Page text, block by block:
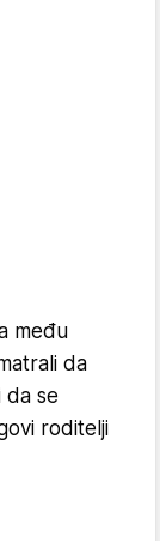
među
da
da se
roditelji